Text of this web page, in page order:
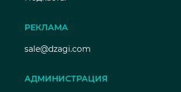
РЕКЛАМА
sale@dzagi.com
АДМИНИСТРАЦИЯ